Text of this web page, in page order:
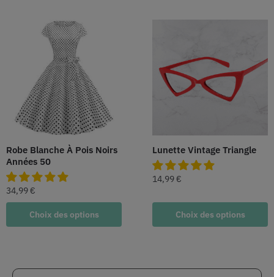
Robe Blanche À Pois Noirs
Années 50
34,99 €
Choix des options
Lunette Vintage Triangle
14,99 €
Choix des options